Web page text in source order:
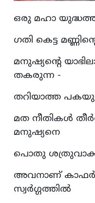
ഒരു മഹാ
ഗതി കെട്ട
മനുഷ്യന്റെ
തകരുന്ന -
തറിയാത്ത
മത നീതികൾ
മനുഷ്യനെ
പൊതു
അവനാണ്
സ്വർഗ്ഗത്തിൽ